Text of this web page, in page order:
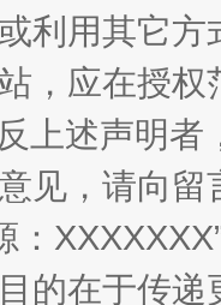
房 除
利用其它
，应在授
上述声明
见，请向
：
的在于传